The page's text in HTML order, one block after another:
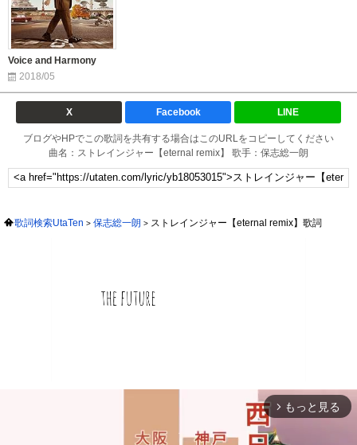
Voice and Harmony
2018/05
X Facebook LINE
ブログやHPでこの歌詞を共有する場合はこのURLをコピーしてください
曲名：ストレインジャー【eternal remix】 歌手：保志総一朗
歌詞検索UtaTen 保志総一朗 ストレインジャー【eternal remix】歌詞
arrow_forward_ios もっと見る